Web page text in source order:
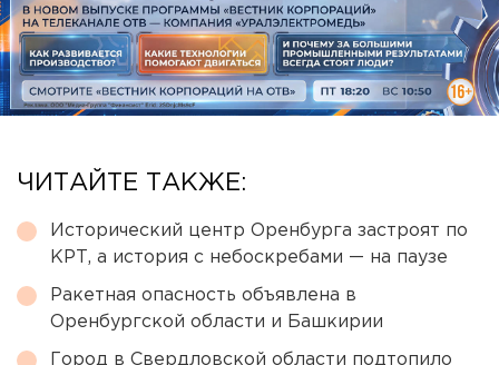
ЧИТАЙТЕ ТАКЖЕ:
Исторический центр Оренбурга застроят по
КРТ, а история с небоскребами — на паузе
Ракетная опасность объявлена в
Оренбургской области и Башкирии
Город в Свердловской области подтопило